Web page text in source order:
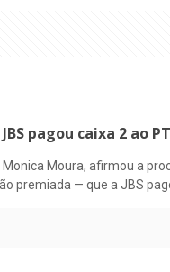
pagou caixa 2 ao PT
Moura, afirmou a
premiada — que a JBS